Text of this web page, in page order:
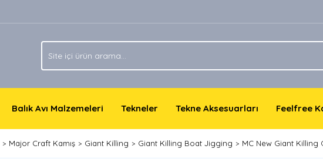
Balık Avı Malzemeleri Tekneler Tekne Aksesuarları Feelfree
Major Craft Kamış Giant Killing Giant Killing Boat Jigging MC New Giant Killing